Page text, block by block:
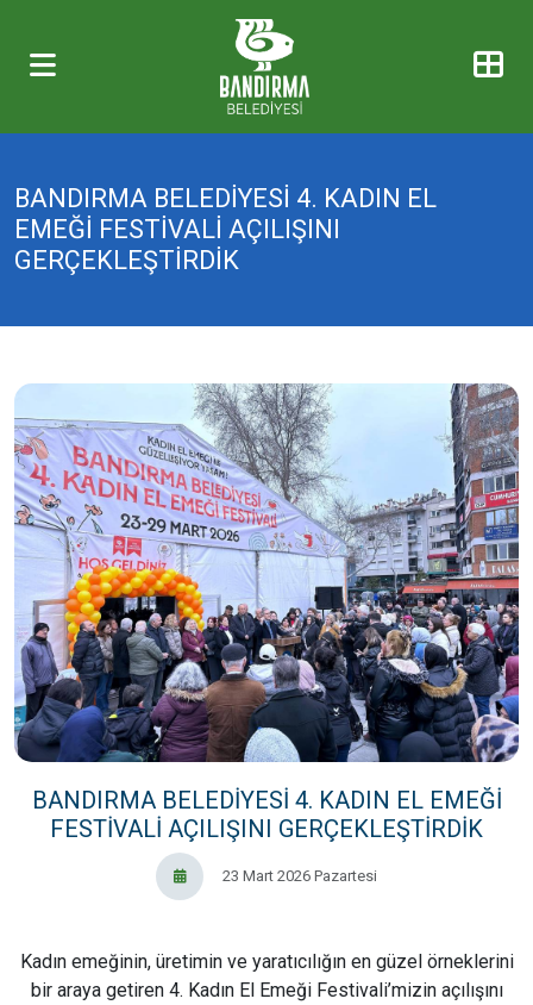
BANDIRMA BELEDİYESİ 4. KADIN EL
EMEĞİ FESTİVALİ AÇILIŞINI
GERÇEKLEŞTİRDİK
BANDIRMA BELEDİYESİ 4. KADIN EL EMEĞİ
FESTİVALİ AÇILIŞINI GERÇEKLEŞTİRDİK
23 Mart 2026 Pazartesi
Kadın emeğinin, üretimin ve yaratıcılığın en güzel örneklerini
bir araya getiren 4. Kadın El Emeği Festivali’mizin açılışını